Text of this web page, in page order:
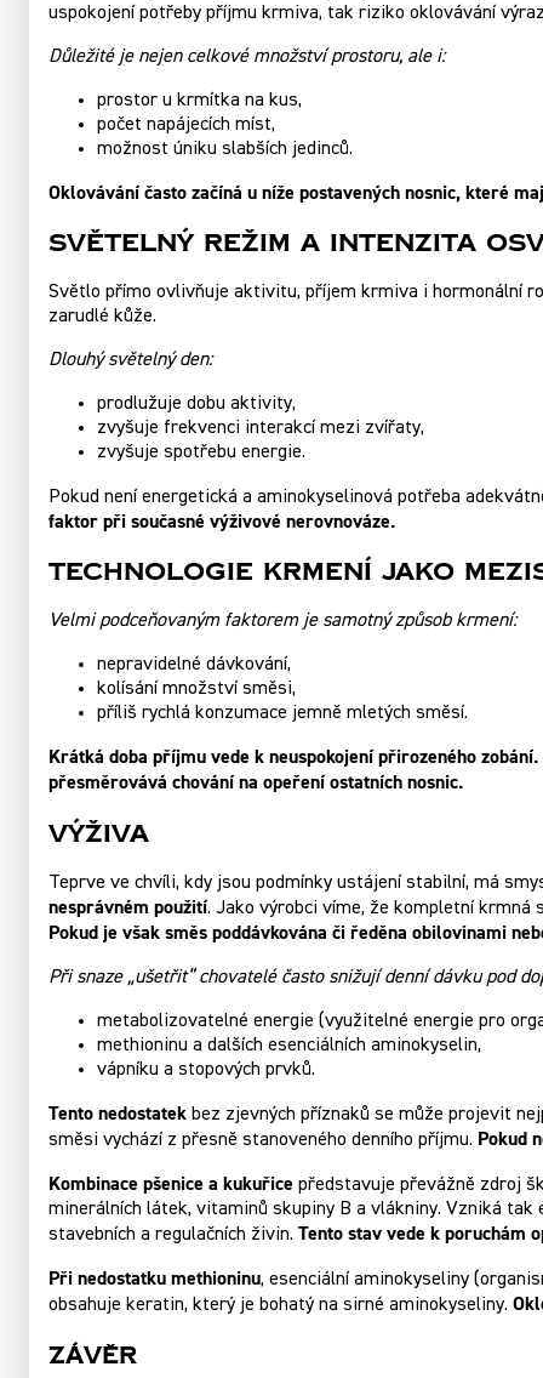
uspokojení potřeby příjmu krmiva, tak riziko oklovávání
Důležité je nejen celkové množství prostoru, ale i:
prostor u krmítka na kus,
počet napájecích míst,
možnost úniku slabších jedinců.
Oklovávání často začíná u níže postavených nosnic, které
Světelný režim a intenzita
Světlo přímo ovlivňuje aktivitu, příjem krmiva i hormonální
zarudlé kůže.
Dlouhý světelný den:
prodlužuje dobu aktivity,
zvyšuje frekvenci interakcí mezi zvířaty,
zvyšuje spotřebu energie.
Pokud není energetická a aminokyselinová potřeba
faktor při současné výživové nerovnováze.
Technologie krmení jako
Velmi podceňovaným faktorem je samotný způsob krmení:
nepravidelné dávkování,
kolísání množství směsi,
příliš rychlá konzumace jemně mletých směsí.
Krátká doba příjmu vede k neuspokojení přirozeného
přesměrovává chování na opeření ostatních nosnic.
Výživa
Teprve ve chvíli, kdy jsou podmínky ustájení stabilní, má
nesprávném použití. Jako výrobci víme, že kompletní krmná
Pokud je však směs poddávkována či ředěna obilovinami
Při snaze „ušetřit“ chovatelé často snižují denní dávku pod
metabolizovatelné energie (využitelné energie pro
methioninu a dalších esenciálních aminokyselin,
vápníku a stopových prvků.
Tento nedostatek bez zjevných příznaků se může projevit
směsi vychází z přesně stanoveného denního příjmu. Pokud
Kombinace pšenice a kukuřice představuje převážně zdroj
minerálních látek, vitaminů skupiny B a vlákniny. Vzniká
stavebních a regulačních živin. Tento stav vede k poruchám
Při nedostatku methioninu, esenciální aminokyseliny
obsahuje keratin, který je bohatý na sirné aminokyseliny.
Závěr